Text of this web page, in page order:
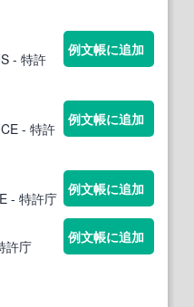
- 特許
例文帳に追加
- 特許
例文帳に追加
- 特許庁
例文帳に追加
許庁
例文帳に追加